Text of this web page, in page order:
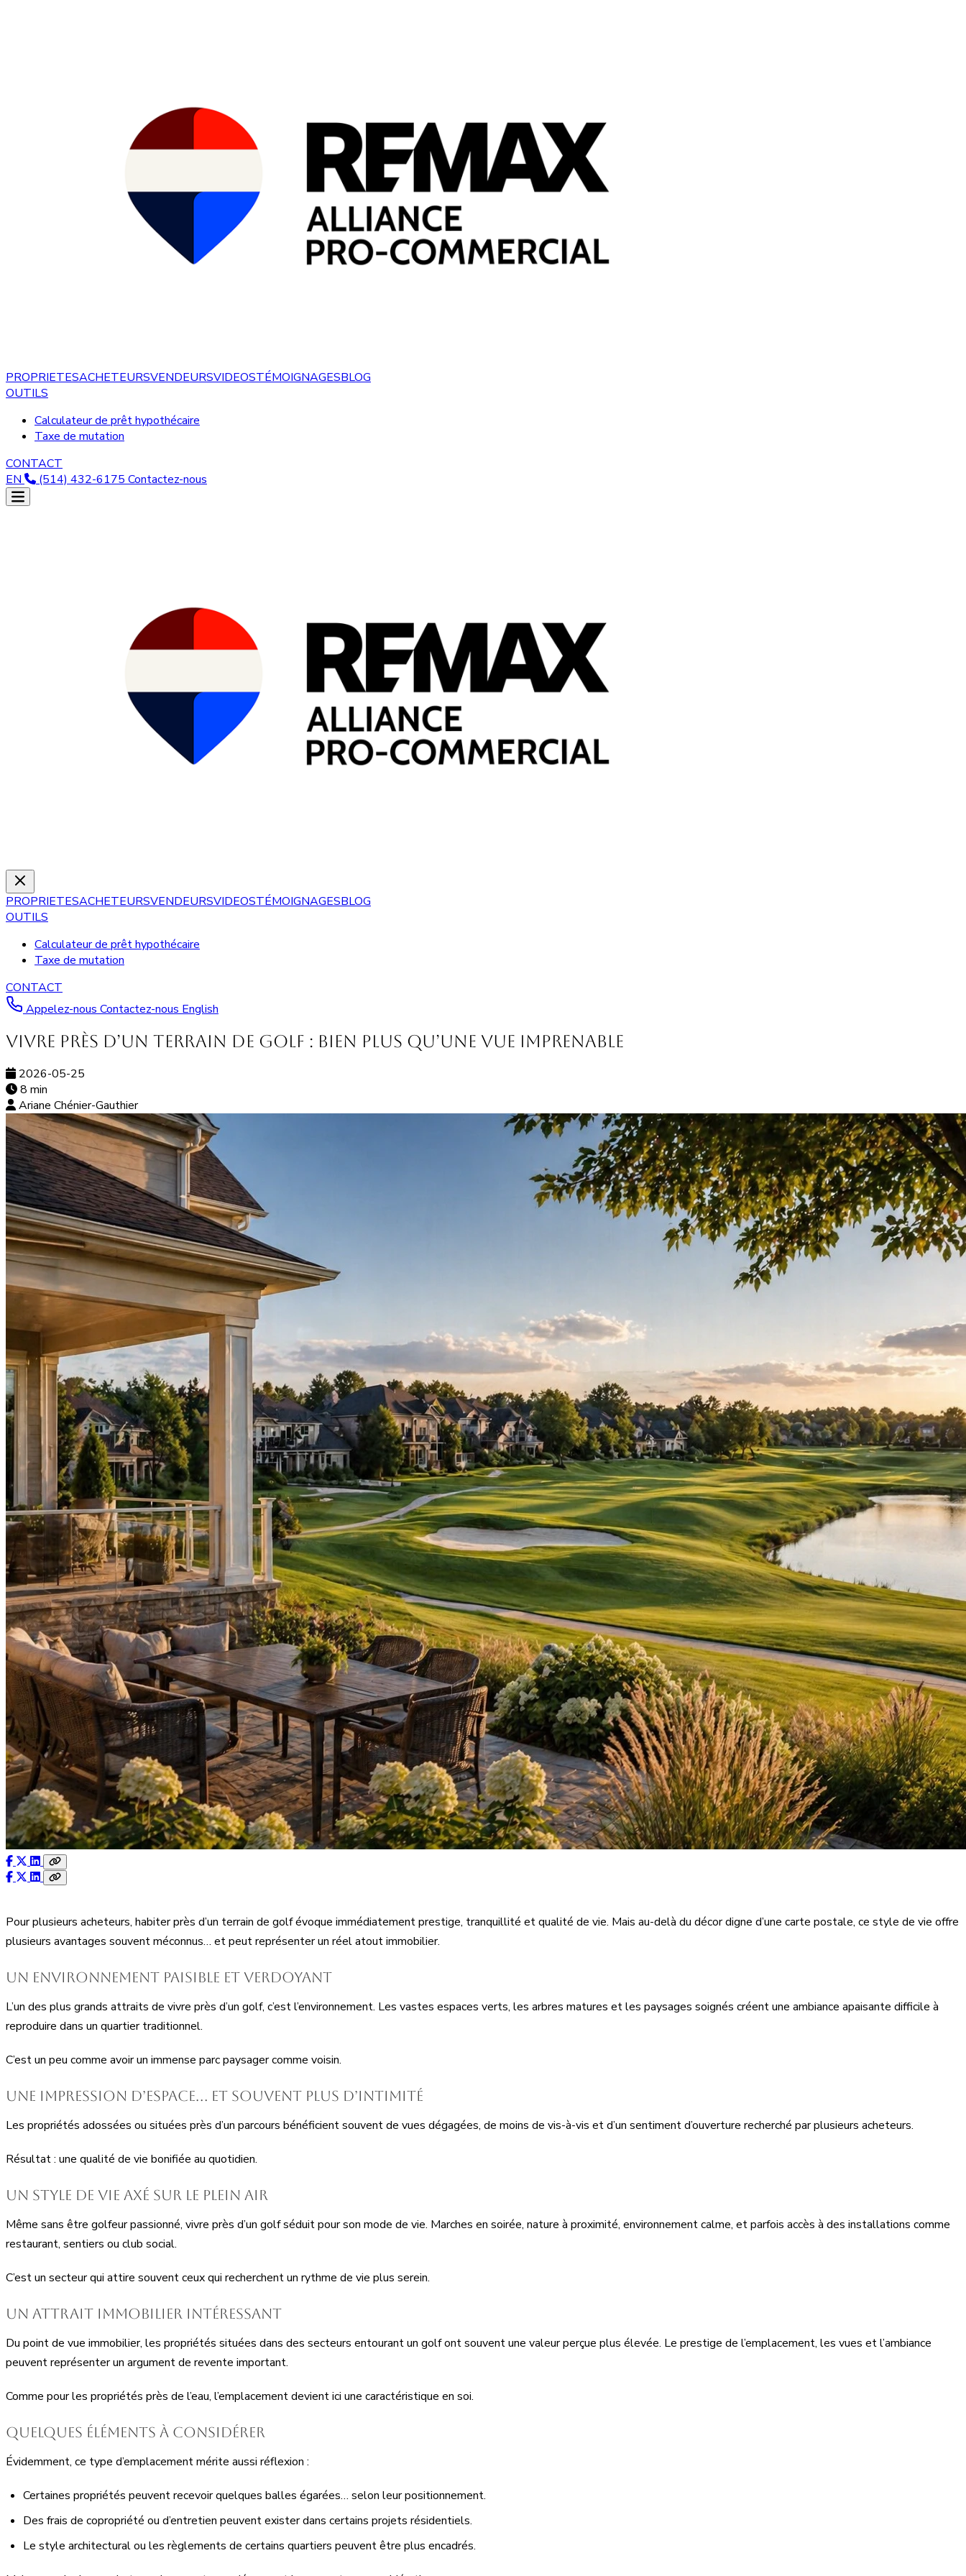
PROPRIETESACHETEURSVENDEURSVIDEOSTÉMOIGNAGESBLOG
OUTILS
Calculateur de prêt hypothécaire
Taxe de mutation
CONTACT
EN
(514) 432-6175 Contactez-nous
PROPRIETESACHETEURSVENDEURSVIDEOSTÉMOIGNAGESBLOG
OUTILS
Calculateur de prêt hypothécaire
Taxe de mutation
CONTACT
Appelez-nous Contactez-nous English
Vivre près d’un terrain de golf : bien plus qu’une vue imprenable
2026-05-25
8 min
Ariane Chénier-Gauthier
Pour plusieurs acheteurs, habiter près d’un terrain de golf évoque immédiatement prestige, tranquillité et qualité de vie. Mais au-delà du décor digne d’une carte postale, ce style de vie offre
plusieurs avantages souvent méconnus… et peut représenter un réel atout immobilier.
Un environnement paisible et verdoyant
L’un des plus grands attraits de vivre près d’un golf, c’est l’environnement. Les vastes espaces verts, les arbres matures et les paysages soignés créent une ambiance apaisante difficile à
reproduire dans un quartier traditionnel.
C’est un peu comme avoir un immense parc paysager comme voisin.
Une impression d’espace… et souvent plus d’intimité
Les propriétés adossées ou situées près d’un parcours bénéficient souvent de vues dégagées, de moins de vis-à-vis et d’un sentiment d’ouverture recherché par plusieurs acheteurs.
Résultat : une qualité de vie bonifiée au quotidien.
Un style de vie axé sur le plein air
Même sans être golfeur passionné, vivre près d’un golf séduit pour son mode de vie. Marches en soirée, nature à proximité, environnement calme, et parfois accès à des installations comme
restaurant, sentiers ou club social.
C’est un secteur qui attire souvent ceux qui recherchent un rythme de vie plus serein.
Un attrait immobilier intéressant
Du point de vue immobilier, les propriétés situées dans des secteurs entourant un golf ont souvent une valeur perçue plus élevée. Le prestige de l’emplacement, les vues et l’ambiance
peuvent représenter un argument de revente important.
Comme pour les propriétés près de l’eau, l’emplacement devient ici une caractéristique en soi.
Quelques éléments à considérer
Évidemment, ce type d’emplacement mérite aussi réflexion :
Certaines propriétés peuvent recevoir quelques balles égarées… selon leur positionnement.
Des frais de copropriété ou d’entretien peuvent exister dans certains projets résidentiels.
Le style architectural ou les règlements de certains quartiers peuvent être plus encadrés.